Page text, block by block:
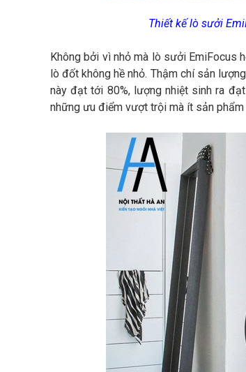
Thiết kế lò sưởi
Không bởi vì nhỏ mà lò sưởi EmiFocus
lò đốt không hề nhỏ. Thậm chí sản
này đạt tới 80%, lượng nhiệt sinh ra
những ưu điểm vượt trội mà ít sản